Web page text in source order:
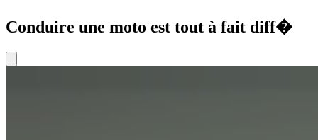
Conduire une moto est tout à fait diff�